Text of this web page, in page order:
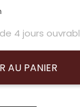
4 jours
AU PANIER